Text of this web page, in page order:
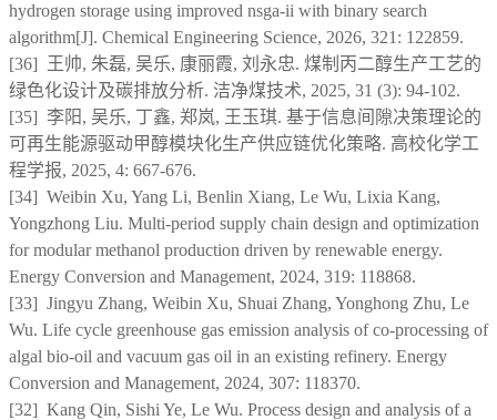
hydrogen storage using improved nsga-ii with binary search
algorithm[J]. Chemical Engineering Science, 2026, 321: 122859.
[36]
王帅, 朱磊, 吴乐, 康丽霞, 刘永忠. 煤制丙二醇生产工艺的
绿色化设计及碳排放分析. 洁净煤技术, 2025, 31 (3): 94-102.
[35] 李阳, 吴乐, 丁鑫, 郑岚, 王玉琪. 基于信息间隙决策理论的
可再生能源驱动甲醇模块化生产供应链优化策略. 高校化学工
程学报, 2025, 4: 667-676.
[34] Weibin Xu, Yang Li, Benlin Xiang, Le Wu, Lixia Kang,
Yongzhong Liu. Multi-period supply chain design and optimization
for modular methanol production driven by renewable energy.
Energy Conversion and Management, 2024, 319: 118868.
[33] Jingyu Zhang, Weibin Xu, Shuai Zhang, Yonghong Zhu, Le
Wu. Life cycle greenhouse gas emission analysis of co-processing of
algal bio-oil and vacuum gas oil in an existing refinery. Energy
Conversion and Management, 2024, 307: 118370.
[32] Kang Qin, Sishi Ye, Le Wu. Process design and analysis of a